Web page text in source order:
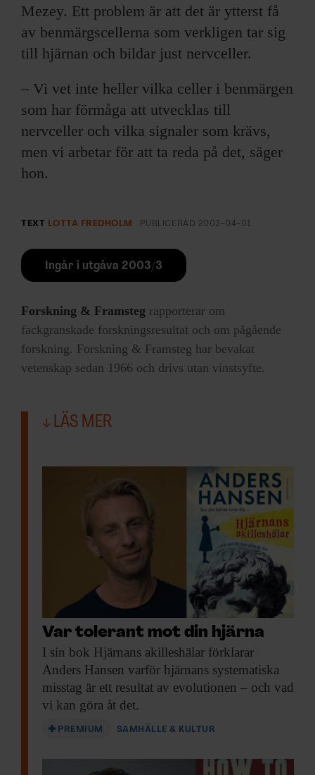
Mezey. Ett problem är att det är ytterst få
av benmärgscellerna som verkligen tar sig
till hjärnan och bildar just nervceller.
– Vi vet inte heller vilka celler i benmärgen
som har förmåga att utvecklas till
nervceller och vilka signaler som krävs,
men vi arbetar för att ta reda på det, säger
hon.
TEXT LOTTA FREDHOLM PUBLICERAD 2003-04-01
Ingår i utgåva 2003/3
Forskning & Framsteg rapporterar om
fackgranskade forskningsresultat och om pågående
forskning. Forskning & Framsteg har bevakat
vetenskap sedan 1966 och drivs utan vinstsyfte.
LÄS MER
Var tolerant mot din hjärna
I sin bok Hjärnans akilleshälar förklarar
Anders Hansen varför hjärnans systematiska
misstag är ett resultat av evolutionen – och vad
vi kan göra åt det.
PREMIUM SAMHÄLLE & KULTUR